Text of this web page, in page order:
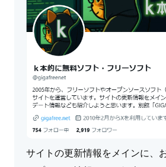
サイトの更新情報をメインに、